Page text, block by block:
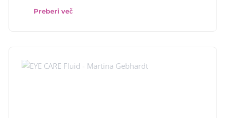
Preberi več